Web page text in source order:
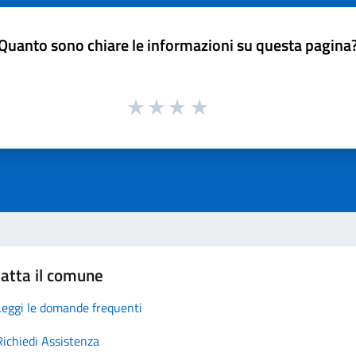
sono chiare le informazioni su questa
il comune
le domande frequenti
Assistenza